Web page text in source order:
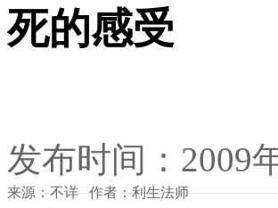
死的感受
发布时间：2009
来源：不详 作者：利生法师